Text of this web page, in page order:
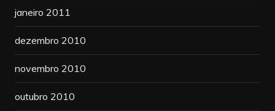
janeiro 2011
dezembro 2010
novembro 2010
outubro 2010